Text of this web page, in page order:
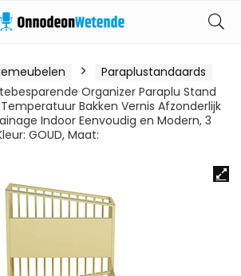
Paraplustandaards
Organizer Paraplu Stand
Bakken Vernis Afzonderlijk
Indoor Eenvoudig en Modern, 3
GOUD, Maat: